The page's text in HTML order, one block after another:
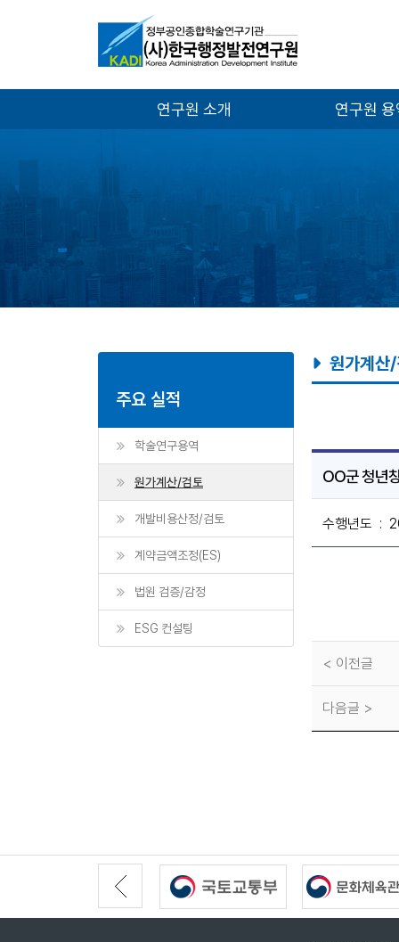
연구원 소개 연구원
주요 실적
학술연구용역
원가계산/검토
개발비용산정/검토
계약금액조정(ES)
법원 검증/감정
ESG 컨설팅
원가계산
OO군 청년
수행년도 :
< 이전글
다음글 >